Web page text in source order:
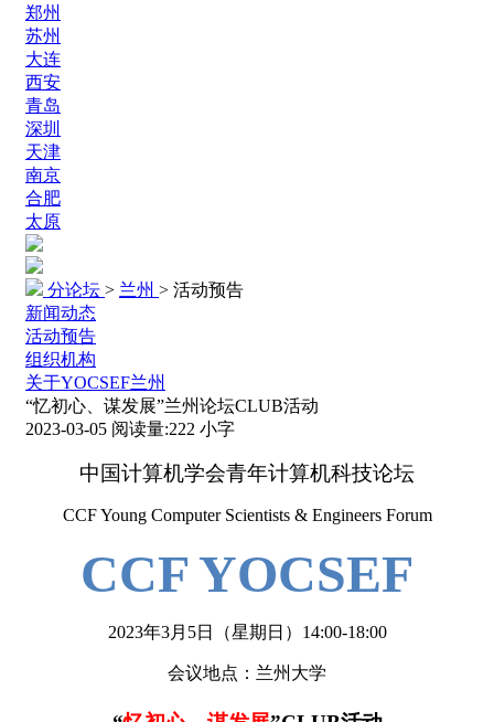
郑州
苏州
大连
西安
青岛
深圳
天津
南京
合肥
太原
分论坛 > 兰州 > 活动预告
新闻动态
活动预告
组织机构
关于YOCSEF兰州
“忆初心、谋发展”兰州论坛CLUB活动
2023-03-05 阅读量:222 小字
中国计算机学会青年计算机科技论坛
CCF Young Computer Scientists & Engineers Forum
CCF YOCSEF
2023年3月 5日（星期日） 14:00-18:00
会议地点：兰州大学